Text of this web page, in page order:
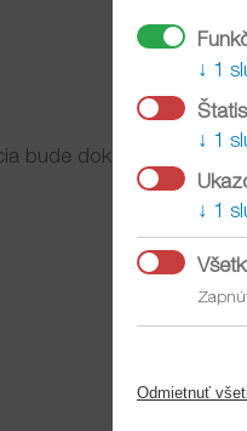
bude dokončená až po
1
1
1
Odmietnuť